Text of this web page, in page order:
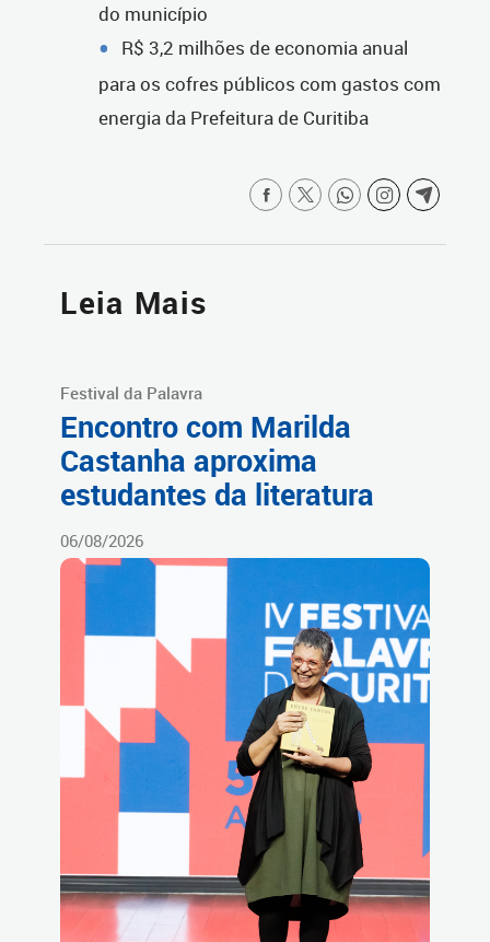
do município
R$ 3,2 milhões de economia anual
para os cofres públicos com gastos com
energia da Prefeitura de Curitiba
Leia Mais
Festival da Palavra
Encontro com Marilda
Castanha aproxima
estudantes da literatura
06/08/2026